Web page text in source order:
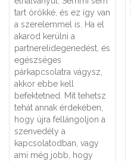
tart örökké, és ez így van
a szerelemmel is. Ha el
akarod kerülni a
partnerelidegenedést, és
egészséges
párkapcsolatra vágysz,
akkor ebbe kell
befektetned. Mit tehetsz
tehát annak érdekében,
hogy újra fellángoljon a
szenvedély a
kapcsolatodban, vagy
ami még jobb, hogy